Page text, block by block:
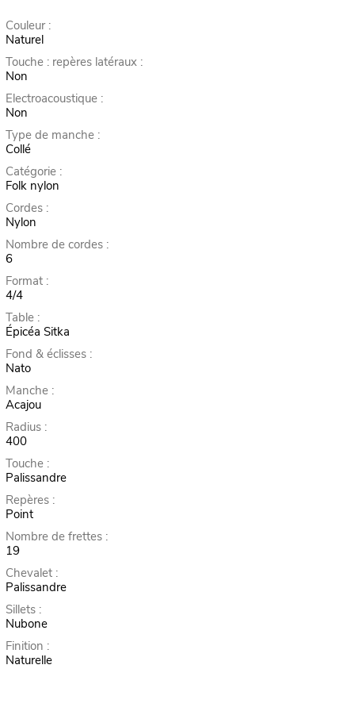
Couleur :
Naturel
Touche : repères latéraux :
Non
Electroacoustique :
Non
Type de manche :
Collé
Catégorie :
Folk nylon
Cordes :
Nylon
Nombre de cordes :
6
Format :
4/4
Table :
Épicéa Sitka
Fond & éclisses :
Nato
Manche :
Acajou
Radius :
400
Touche :
Palissandre
Repères :
Point
Nombre de frettes :
19
Chevalet :
Palissandre
Sillets :
Nubone
Finition :
Naturelle